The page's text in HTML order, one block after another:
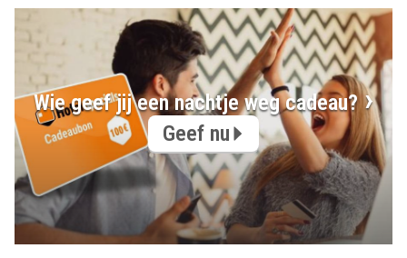
Wie geef jij een nachtje weg cadeau?
Geef nu